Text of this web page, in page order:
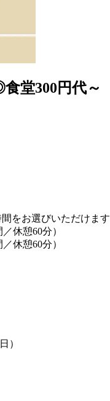
堂300円代～
をお選びいただけます
休憩60分）
休憩60分）
）